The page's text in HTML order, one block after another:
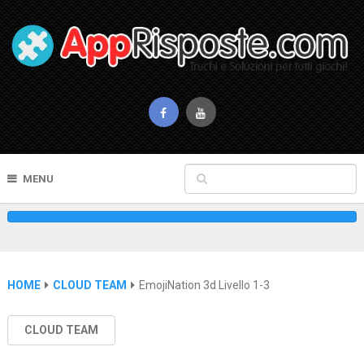
MENU
HOME CLOUD TEAM EmojiNation 3d Livello 1-3
CLOUD TEAM